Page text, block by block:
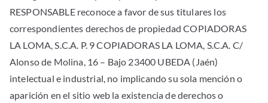
RESPONSABLE reconoce a favor de sus titulares los
correspondientes derechos de propiedad COPIADORAS
LA LOMA, S.C.A. P. 9 COPIADORAS LA LOMA, S.C.A. C/
Alonso de Molina, 16 – Bajo 23400 UBEDA (Jaén)
intelectual e industrial, no implicando su sola mención o
aparición en el sitio web la existencia de derechos o